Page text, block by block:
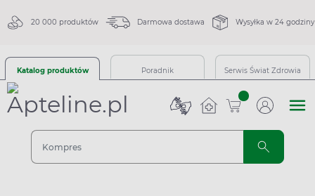
20 000 produktów Darmowa dostawa Wysyłka w 24 godziny
Katalog produktów Poradnik Serwis Świat Zdrowia
sztuk